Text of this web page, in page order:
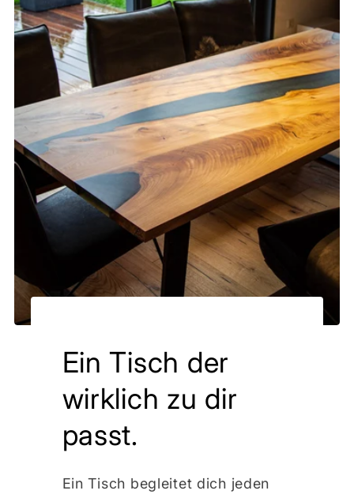
Ein Tisch der
wirklich zu dir
passt.
Ein Tisch begleitet dich jeden